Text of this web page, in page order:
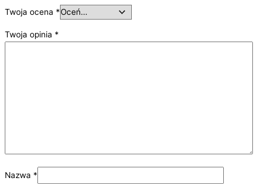
Twoja ocena *
Twoja opinia *
Nazwa *